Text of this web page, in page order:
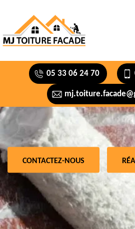
05 33 06 24 70
CONTACTEZ-NOUS